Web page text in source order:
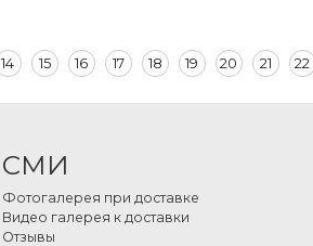
14 15 16 17 18 19 20 21 22
СМИ
Фотогалерея при доставке
Видео галерея к доставки
Отзывы